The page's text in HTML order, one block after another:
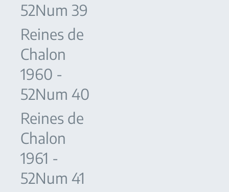
52Num 39
Reines de
Chalon
1960 -
52Num 40
Reines de
Chalon
1961 -
52Num 41